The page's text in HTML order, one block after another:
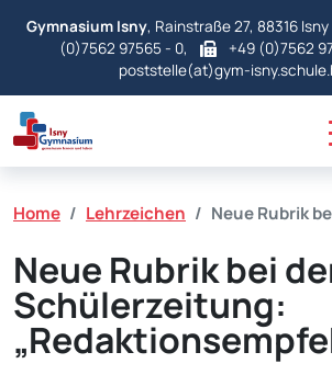
Gymnasium Isny, Rainstraße 27, 88316
(0)7562 97565 - 0,
+49 (0)7562
poststelle(at)gym-
Home Lehrzeichen Neue Rubrik
Neue Rubrik bei
Schülerzeitung: